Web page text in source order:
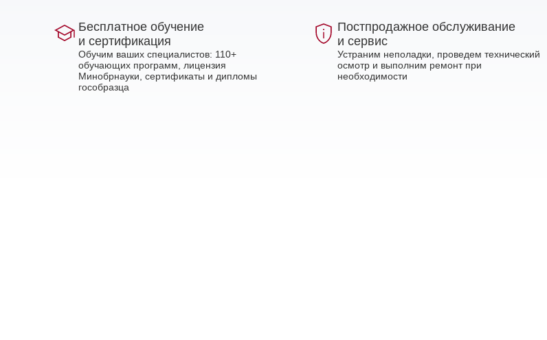
Бесплатное обучение
и сертификация
Обучим ваших специалистов: 110+
обучающих программ, лицензия
Минобрнауки, сертификаты и дипломы
гособразца
Постпродажное обслуживание
и сервис
Устраним неполадки, проведем технический
осмотр и выполним ремонт при
необходимости